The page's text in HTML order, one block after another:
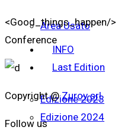
Area Usato
INFO
Last Edition
Edizione 2023
Edizione 2024
<Good_things_happen/>
Conference
Copyright @Zurov srl
Follow us